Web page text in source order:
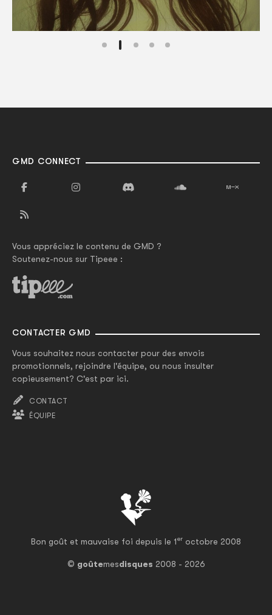
Bon goût et mauvaise foi depuis le 1er octobre 2008
© goûtemesdisques 2008 - 2026
GMD CONNECT
Vous appréciez le contenu de GMD ?
Soutenez-nous sur Tipeee :
CONTACTER GMD
Vous souhaitez nous contacter pour des envois
promotionnels, rejoindre l'équipe, ou nous insulter
copieusement? C'est par ici.
CONTACT
ÉQUIPE